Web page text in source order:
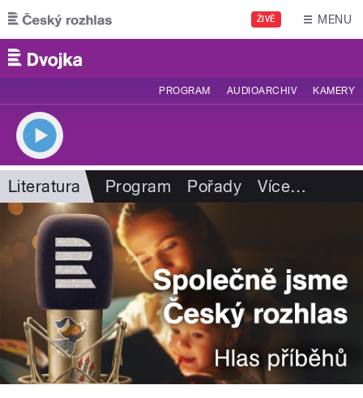
Přejít k hlavnímu obsahu
ŽIVĚ MENU
PROGRAM AUDIOARCHIV KAMERY
Literatura Program Pořady Více…